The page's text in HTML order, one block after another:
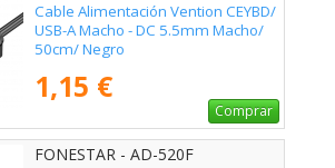
Cable Alimentación Vention CEYBD/
USB-A Macho - DC 5.5mm Macho/
50cm/ Negro
1,15 €
Comprar
FONESTAR - AD-520F